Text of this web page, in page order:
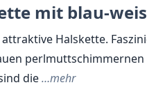
mit blau-
Halskette.
die…mehr